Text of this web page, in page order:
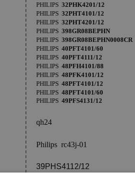
PHILIPS 32PHK4201/12
PHILIPS 32PHT4101/12
PHILIPS 32PHT4201/12
PHILIPS 398GR08BEPHN
PHILIPS 398GR08BEPHN0008CR
PHILIPS 40PFT4101/60
PHILIPS 40PFT4111/12
PHILIPS 48PFH4101/88
PHILIPS 48PFK4101/12
PHILIPS 48PFT4101/12
PHILIPS 48PFT4101/60
PHILIPS 49PFS4131/12
qh24
Philips rc43j-01
39PHS4112/12